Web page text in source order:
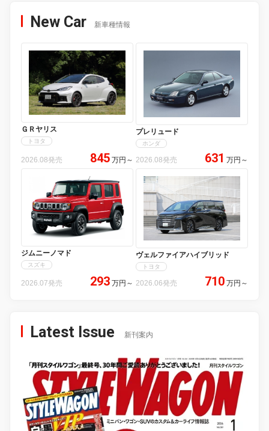
New Car 新車種情報
ＧＲヤリス
トヨタ
2026.08発売 845 万円 ～
プレリュード
ホンダ
2026.08発売 631 万円 ～
ジムニーノマド
スズキ
2026.07発売 293 万円 ～
ヴェルファイアハイブリッド
トヨタ
2026.06発売 710 万円 ～
Latest Issue 新刊案内